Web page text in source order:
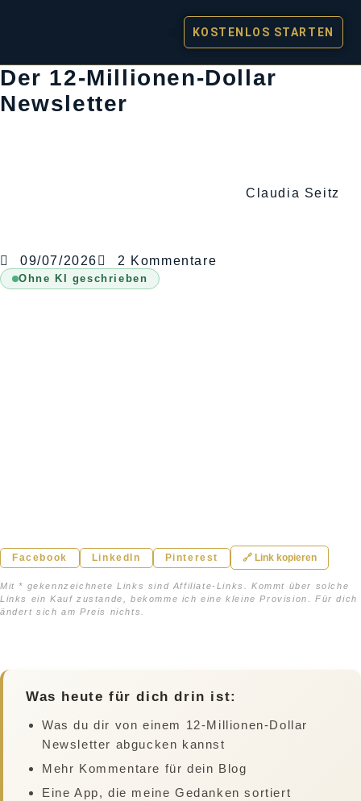
KOSTENLOS STARTEN
Der 12-Millionen-Dollar
Newsletter
Claudia Seitz
09/07/2026 2 Kommentare
Ohne KI geschrieben
Facebook LinkedIn Pinterest 🔗 Link kopieren
Mit * gekennzeichnete Links sind Affiliate-Links. Kommt über solche
Links ein Kauf zustande, bekomme ich eine kleine Provision. Für dich
ändert sich am Preis nichts.
Was heute für dich drin ist:
Was du dir von einem 12-Millionen-Dollar
Newsletter abgucken kannst
Mehr Kommentare für dein Blog
Eine App, die meine Gedanken sortiert